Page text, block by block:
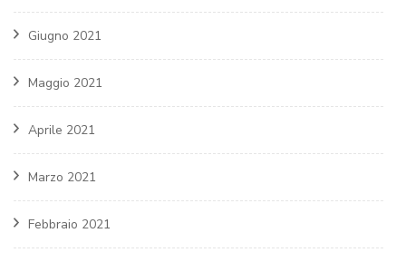
Giugno 2021
Maggio 2021
Aprile 2021
Marzo 2021
Febbraio 2021